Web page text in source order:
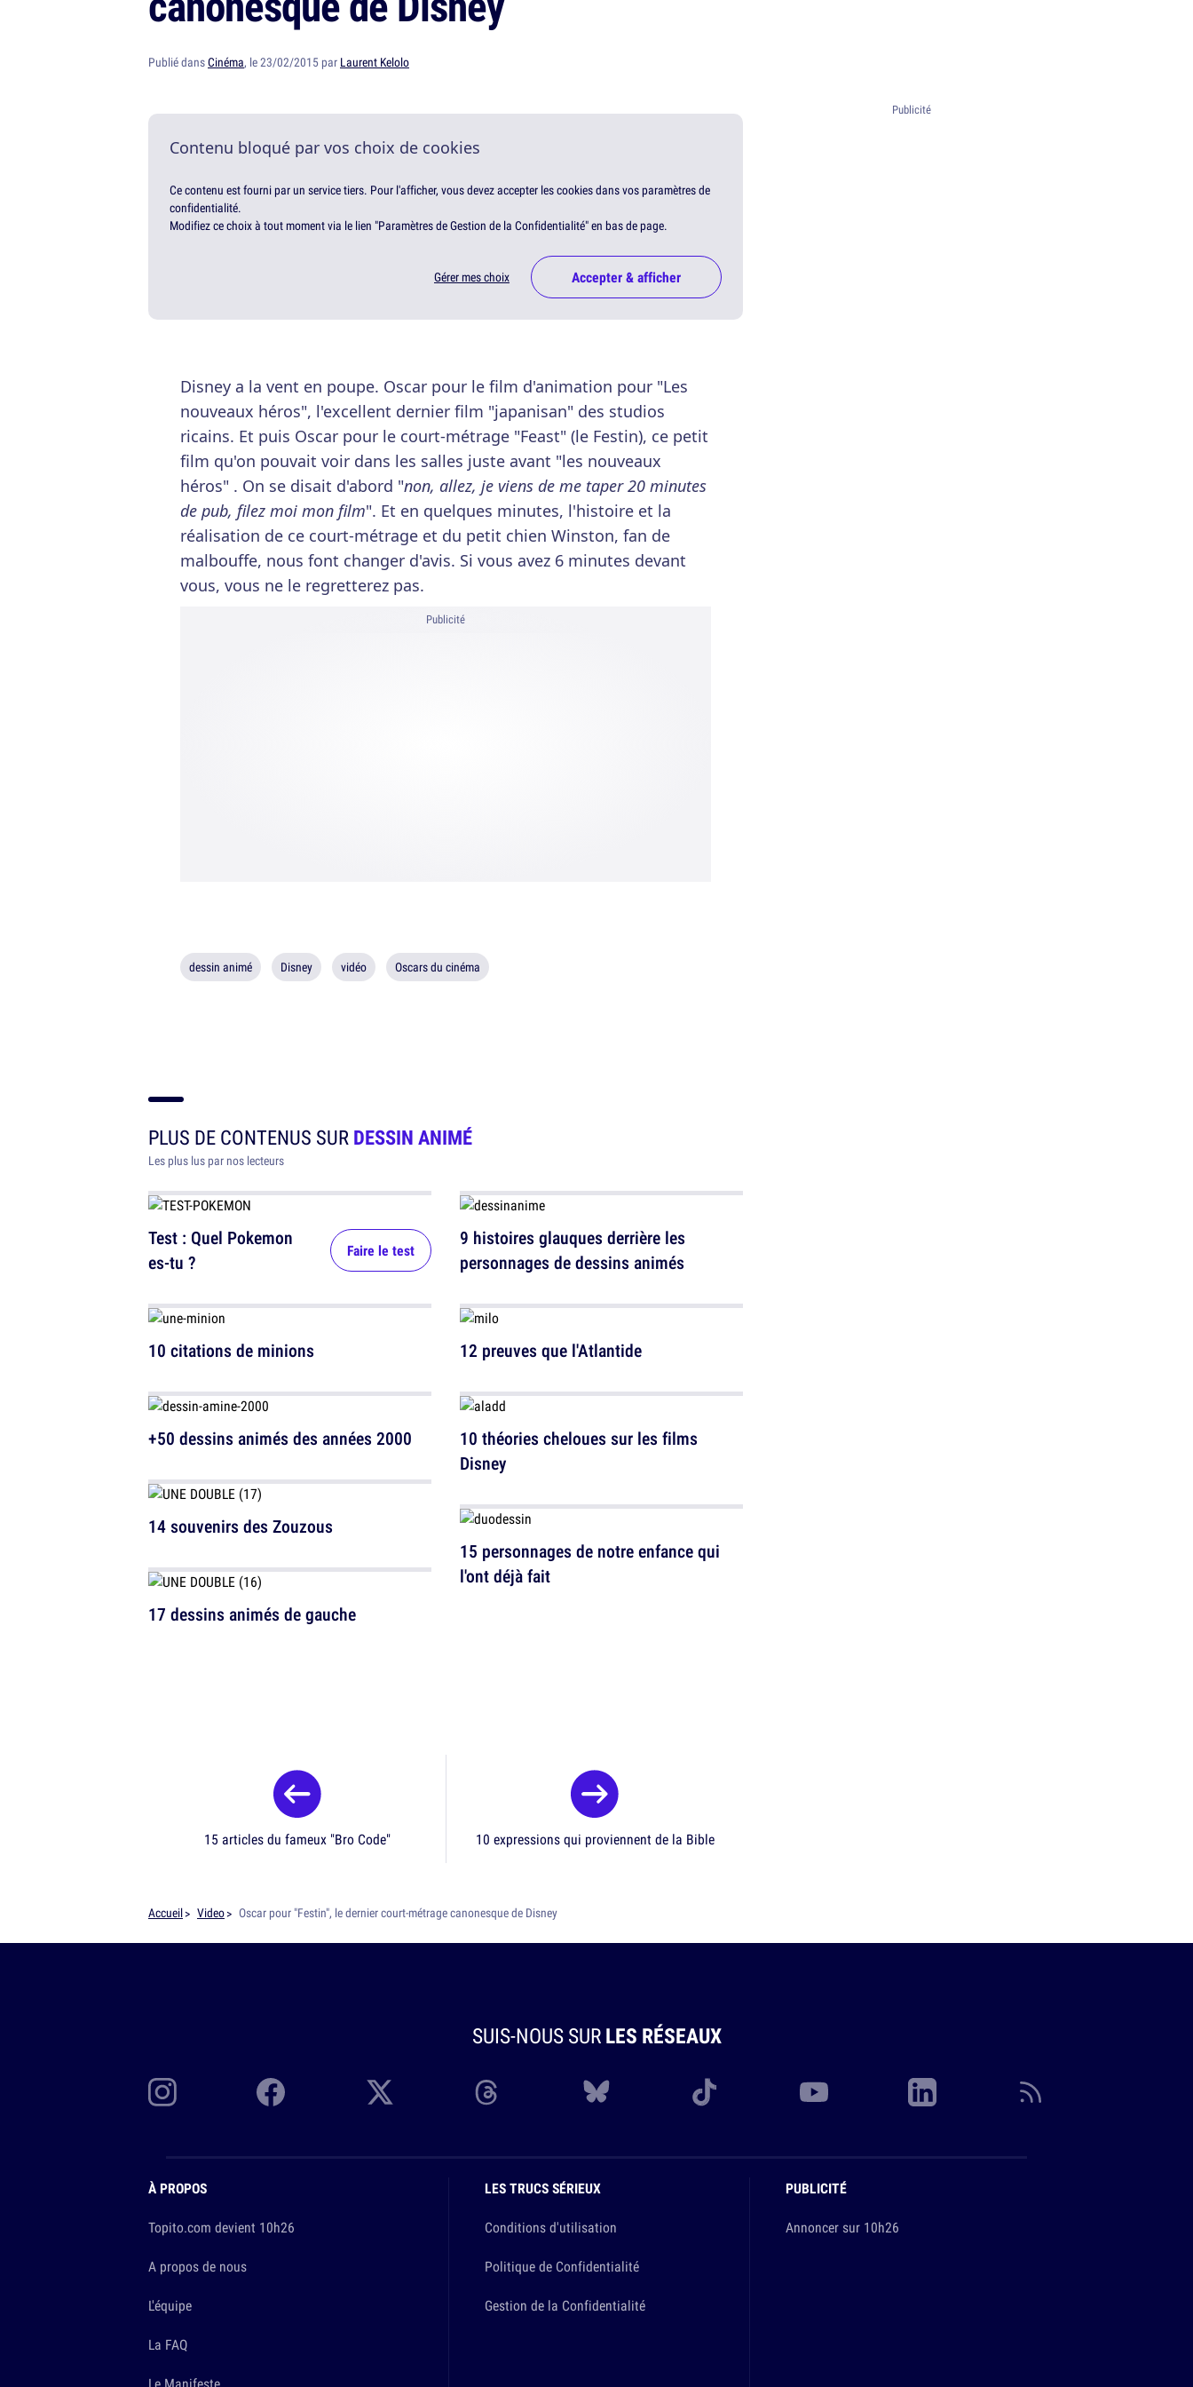
Publié dansCinéma, le 23/02/2015 par Laurent Kelolo
Contenu bloqué par vos choix de cookies
Ce contenu est fourni par un service tiers. Pour l'afficher, vous devez accepter les cookies dans vos paramètres de
confidentialité.
Modifiez ce choix à tout moment via le lien "Paramètres de Gestion de la Confidentialité" en bas de page.
Gérer mes choix Accepter & afficher
Disney a la vent en poupe. Oscar pour le film d'animation pour "Les
nouveaux héros", l'excellent dernier film "japanisan" des studios
ricains. Et puis Oscar pour le court-métrage "Feast" (le Festin), ce petit
film qu'on pouvait voir dans les salles juste avant "les nouveaux
héros" . On se disait d'abord "non, allez, je viens de me taper 20 minutes
de pub, filez moi mon film". Et en quelques minutes, l'histoire et la
réalisation de ce court-métrage et du petit chien Winston, fan de
malbouffe, nous font changer d'avis. Si vous avez 6 minutes devant
vous, vous ne le regretterez pas.
Publicité
dessin animé Disney vidéo Oscars du cinéma
PLUS DE CONTENUS SURDESSIN ANIMÉ
Les plus lus par nos lecteurs
Test : Quel Pokemon
es-tu ?
Faire le test
10 citations de minions
+50 dessins animés des années 2000
14 souvenirs des Zouzous
17 dessins animés de gauche
9 histoires glauques derrière les
personnages de dessins animés
12 preuves que l'Atlantide
10 théories cheloues sur les films
Disney
15 personnages de notre enfance qui
l'ont déjà fait
15 articles du fameux "Bro Code" 10 expressions qui proviennent de la Bible
Accueil Video Oscar pour "Festin", le dernier court-métrage canonesque de Disney
SUIS-NOUS SURLES RÉSEAUX
À PROPOS
Topito.com devient 10h26
A propos de nous
L'équipe
La FAQ
LES TRUCS SÉRIEUX
Conditions d'utilisation
Politique de Confidentialité
Gestion de la Confidentialité
PUBLICITÉ
Annoncer sur 10h26